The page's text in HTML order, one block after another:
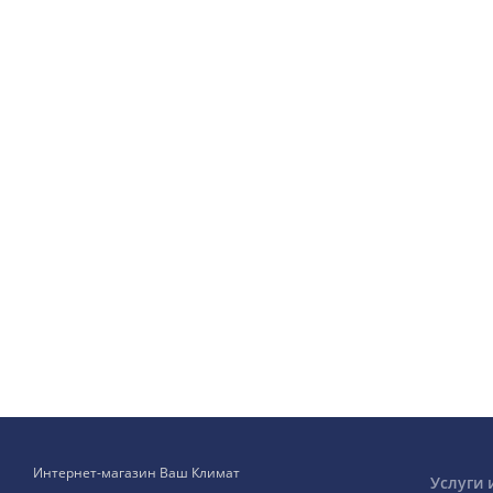
Интернет-магазин Ваш Климат Услуги